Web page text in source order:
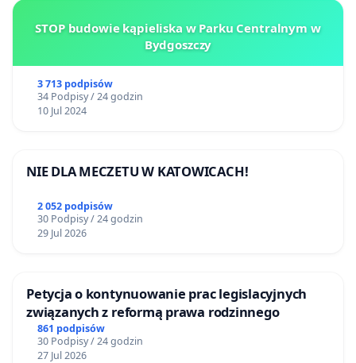
STOP budowie kąpieliska w Parku Centralnym w
Bydgoszczy
3 713 podpisów
34 Podpisy / 24 godzin
10 Jul 2024
NIE DLA MECZETU W KATOWICACH!
2 052 podpisów
30 Podpisy / 24 godzin
29 Jul 2026
Petycja o kontynuowanie prac legislacyjnych
związanych z reformą prawa rodzinnego
861 podpisów
30 Podpisy / 24 godzin
27 Jul 2026